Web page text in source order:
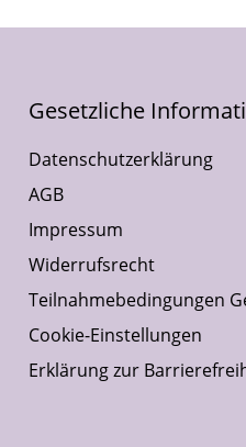
Gesetzliche
Datenschutzerklärung
AGB
Impressum
Widerrufsrecht
Teilnahmebedingungen
Cookie-Einstellungen
Erklärung zur